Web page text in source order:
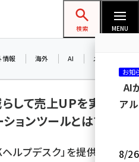
ップ担当者フォーラム
検索 MENU
情報 海外 AI メタバース
して売上UPを実現す
ョンツールとは?
ルプデスク」を提供
お知
AI
ア
8/26